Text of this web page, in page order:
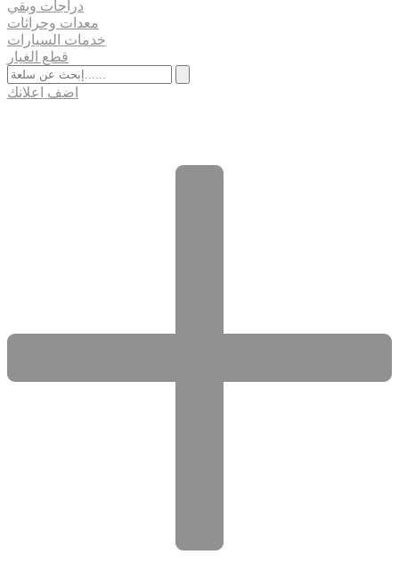
دراجات وبقي
معدات وحراثات
خدمات السيارات
قطع الغيار
اضف اعلانك